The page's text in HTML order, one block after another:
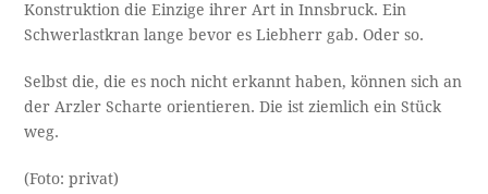
Konstruktion die Einzige ihrer Art in Innsbruck. Ein
Schwerlastkran lange bevor es Liebherr gab. Oder so.
Selbst die, die es noch nicht erkannt haben, können sich an
der Arzler Scharte orientieren. Die ist ziemlich ein Stück
weg.
(Foto: privat)